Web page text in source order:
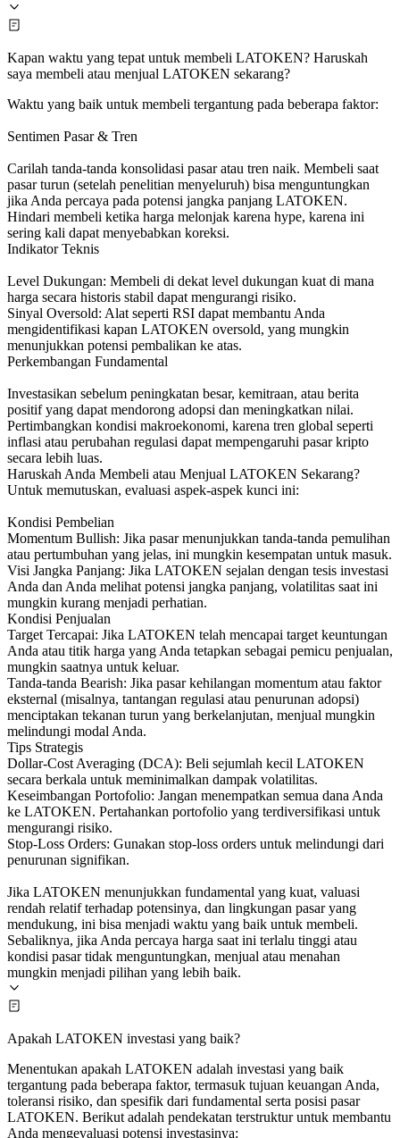
Kapan waktu yang tepat untuk membeli LATOKEN? Haruskah
saya membeli atau menjual LATOKEN sekarang?
Waktu yang baik untuk membeli tergantung pada beberapa faktor:
Sentimen Pasar & Tren
Carilah tanda-tanda konsolidasi pasar atau tren naik. Membeli saat
pasar turun (setelah penelitian menyeluruh) bisa menguntungkan
jika Anda percaya pada potensi jangka panjang LATOKEN.
Hindari membeli ketika harga melonjak karena hype, karena ini
sering kali dapat menyebabkan koreksi.
Indikator Teknis
Level Dukungan: Membeli di dekat level dukungan kuat di mana
harga secara historis stabil dapat mengurangi risiko.
Sinyal Oversold: Alat seperti RSI dapat membantu Anda
mengidentifikasi kapan LATOKEN oversold, yang mungkin
menunjukkan potensi pembalikan ke atas.
Perkembangan Fundamental
Investasikan sebelum peningkatan besar, kemitraan, atau berita
positif yang dapat mendorong adopsi dan meningkatkan nilai.
Pertimbangkan kondisi makroekonomi, karena tren global seperti
inflasi atau perubahan regulasi dapat mempengaruhi pasar kripto
secara lebih luas.
Haruskah Anda Membeli atau Menjual LATOKEN Sekarang?
Untuk memutuskan, evaluasi aspek-aspek kunci ini:
Kondisi Pembelian
Momentum Bullish: Jika pasar menunjukkan tanda-tanda pemulihan
atau pertumbuhan yang jelas, ini mungkin kesempatan untuk masuk.
Visi Jangka Panjang: Jika LATOKEN sejalan dengan tesis investasi
Anda dan Anda melihat potensi jangka panjang, volatilitas saat ini
mungkin kurang menjadi perhatian.
Kondisi Penjualan
Target Tercapai: Jika LATOKEN telah mencapai target keuntungan
Anda atau titik harga yang Anda tetapkan sebagai pemicu penjualan,
mungkin saatnya untuk keluar.
Tanda-tanda Bearish: Jika pasar kehilangan momentum atau faktor
eksternal (misalnya, tantangan regulasi atau penurunan adopsi)
menciptakan tekanan turun yang berkelanjutan, menjual mungkin
melindungi modal Anda.
Tips Strategis
Dollar-Cost Averaging (DCA): Beli sejumlah kecil LATOKEN
secara berkala untuk meminimalkan dampak volatilitas.
Keseimbangan Portofolio: Jangan menempatkan semua dana Anda
ke LATOKEN. Pertahankan portofolio yang terdiversifikasi untuk
mengurangi risiko.
Stop-Loss Orders: Gunakan stop-loss orders untuk melindungi dari
penurunan signifikan.
Jika LATOKEN menunjukkan fundamental yang kuat, valuasi
rendah relatif terhadap potensinya, dan lingkungan pasar yang
mendukung, ini bisa menjadi waktu yang baik untuk membeli.
Sebaliknya, jika Anda percaya harga saat ini terlalu tinggi atau
kondisi pasar tidak menguntungkan, menjual atau menahan
mungkin menjadi pilihan yang lebih baik.
Apakah LATOKEN investasi yang baik?
Menentukan apakah LATOKEN adalah investasi yang baik
tergantung pada beberapa faktor, termasuk tujuan keuangan Anda,
toleransi risiko, dan spesifik dari fundamental serta posisi pasar
LATOKEN. Berikut adalah pendekatan terstruktur untuk membantu
Anda mengevaluasi potensi investasinya: